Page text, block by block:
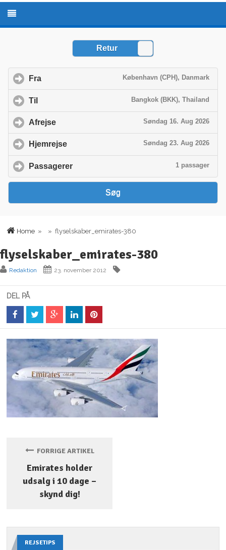
Home » » flyselskaber_emirates-380
flyselskaber_emirates-380
Redaktion 23. november 2012
DEL PÅ
FORRIGE ARTIKEL
Emirates holder
udsalg i 10 dage –
skynd dig!
REJSETIPS